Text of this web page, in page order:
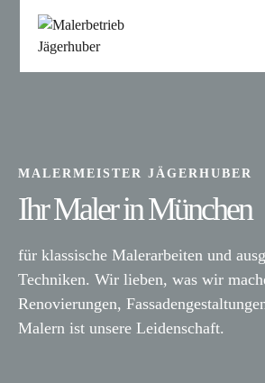
MALERMEISTER JÄGERHUBER
Ihr Maler in München
für klassische Malerarbeiten und
Techniken. Wir lieben, was wir
Renovierungen,
Malern ist unsere Leidenschaft.